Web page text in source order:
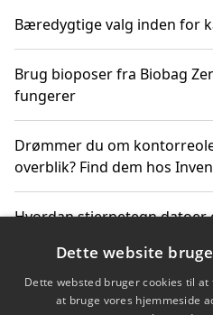
Bæredygtige valg inden for
Brug bioposer fra Biobag
fungerer
Drømmer du om
overblik? Find dem hos
Hvordan stjernetegn datoer
Bæredygtige gadgets til en
Dette website
Dette websted bruger cookies til
at bruge vores hjemmeside